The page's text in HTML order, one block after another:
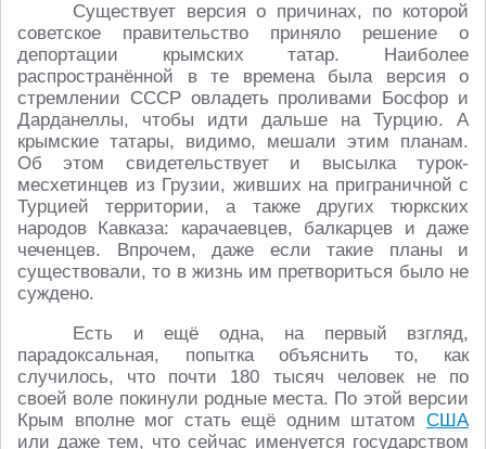
Существует версия о причинах, по которой
советское правительство приняло решение о
депортации крымских татар. Наиболее
распространённой в те времена была версия о
стремлении СССР овладеть проливами Босфор и
Дарданеллы, чтобы идти дальше на Турцию. А
крымские татары, видимо, мешали этим планам.
Об этом свидетельствует и высылка турок-
месхетинцев из Грузии, живших на приграничной с
Турцией территории, а также других тюркских
народов Кавказа: карачаевцев, балкарцев и даже
чеченцев. Впрочем, даже если такие планы и
существовали, то в жизнь им претвориться было не
суждено.
Есть и ещё одна, на первый взгляд,
парадоксальная, попытка объяснить то, как
случилось, что почти 180 тысяч человек не по
своей воле покинули родные места. По этой версии
Крым вполне мог стать ещё одним штатом США
или даже тем, что сейчас именуется государством